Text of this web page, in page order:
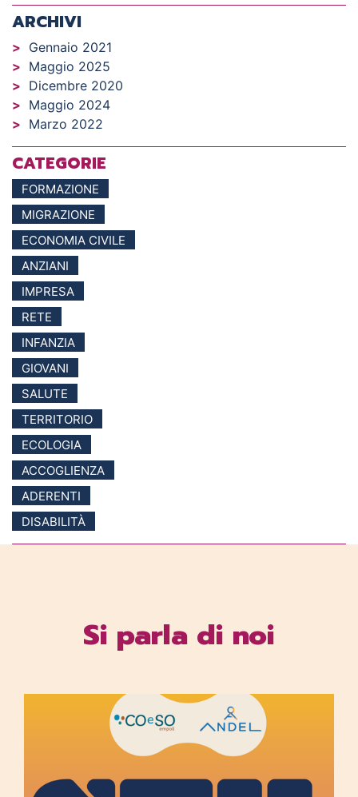
ARCHIVI
Gennaio 2021
Maggio 2025
Dicembre 2020
Maggio 2024
Marzo 2022
CATEGORIE
FORMAZIONE
MIGRAZIONE
ECONOMIA CIVILE
ANZIANI
IMPRESA
RETE
INFANZIA
GIOVANI
SALUTE
TERRITORIO
ECOLOGIA
ACCOGLIENZA
ADERENTI
DISABILITÀ
Si parla di noi